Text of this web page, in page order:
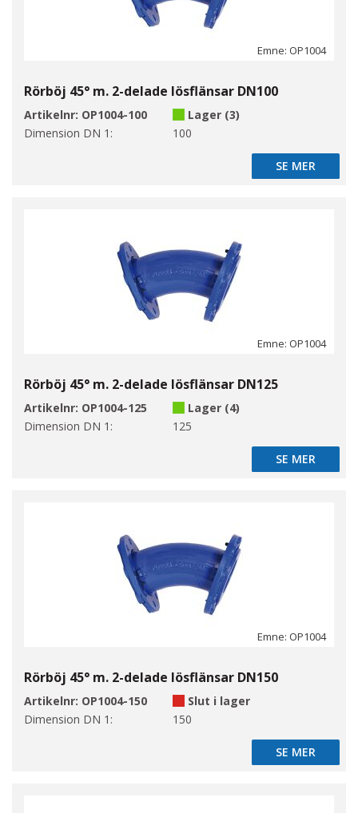
Emne: OP1004
Rörböj 45° m. 2-delade lösflänsar DN100
Artikelnr: OP1004-100
Lager (3)
Dimension DN 1:
100
SE MER
SE MER
Emne: OP1004
Rörböj 45° m. 2-delade lösflänsar DN125
Artikelnr: OP1004-125
Lager (4)
Dimension DN 1:
125
SE MER
SE MER
Emne: OP1004
Rörböj 45° m. 2-delade lösflänsar DN150
Artikelnr: OP1004-150
Slut i lager
Dimension DN 1:
150
SE MER
SE MER